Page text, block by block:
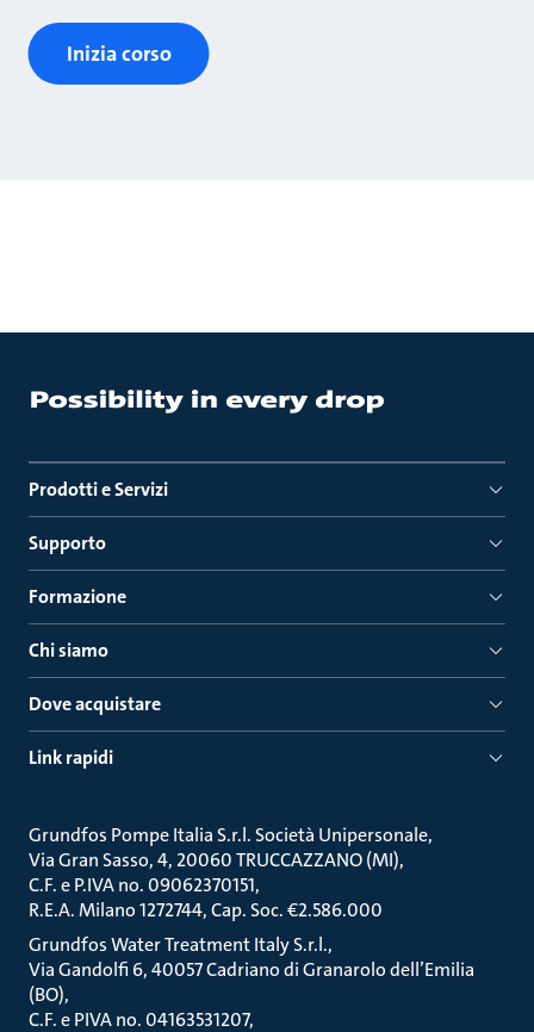
Inizia corso
Prodotti e Servizi
Supporto
Formazione
Chi siamo
Dove acquistare
Link rapidi
Grundfos Pompe Italia S.r.l. Società Unipersonale
Via Gran Sasso, 4, 20060 TRUCCAZZANO (MI)
C.F. e P.IVA no. 09062370151
R.E.A. Milano 1272744, Cap. Soc. €2.586.000
Grundfos Water Treatment Italy S.r.l.
Via Gandolfi 6, 40057 Cadriano di Granarolo dell’Emilia
(BO)
C.F. e PIVA no. 04163531207